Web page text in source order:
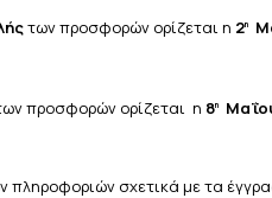
των προσφορών ορίζεται η 2η
προσφορών ορίζεται η 8η
πληροφοριών σχετικά με τα